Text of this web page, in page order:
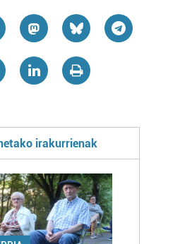
irakurrienak